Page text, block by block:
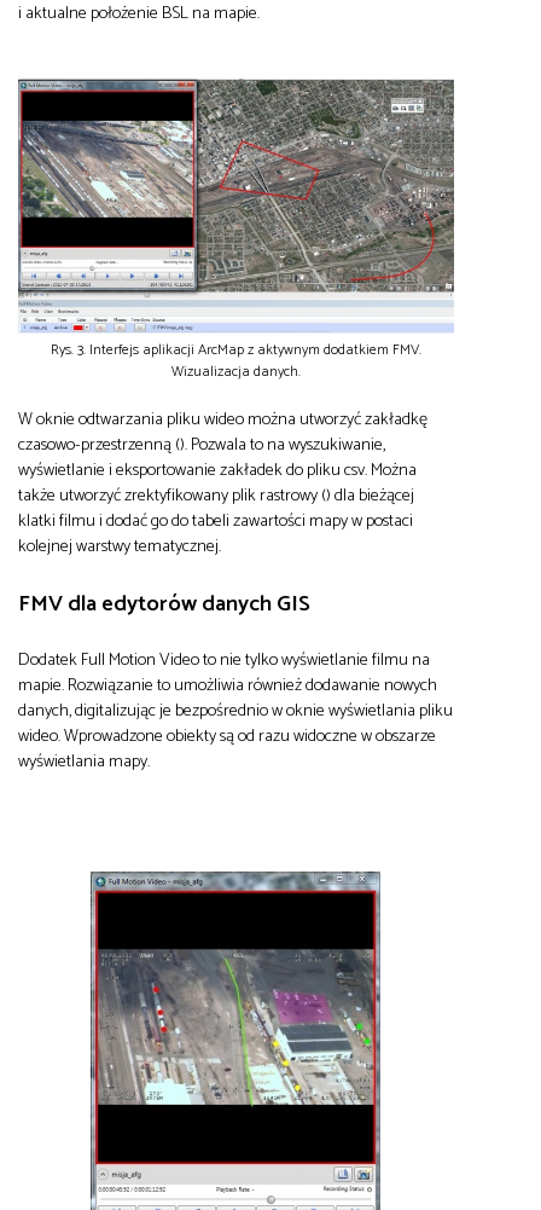
i aktualne położenie BSL na mapie.
Rys. 3. Interfejs aplikacji ArcMap z aktywnym dodatkiem FMV.
Wizualizacja danych.
W oknie odtwarzania pliku wideo można utworzyć zakładkę
czasowo-przestrzenną (). Pozwala to na wyszukiwanie,
wyświetlanie i eksportowanie zakładek do pliku csv. Można
także utworzyć zrektyfikowany plik rastrowy () dla bieżącej
klatki filmu i dodać go do tabeli zawartości mapy w postaci
kolejnej warstwy tematycznej.
FMV dla edytorów danych GIS
Dodatek Full Motion Video to nie tylko wyświetlanie filmu na
mapie. Rozwiązanie to umożliwia również dodawanie nowych
danych, digitalizując je bezpośrednio w oknie wyświetlania pliku
wideo. Wprowadzone obiekty są od razu widoczne w obszarze
wyświetlania mapy.